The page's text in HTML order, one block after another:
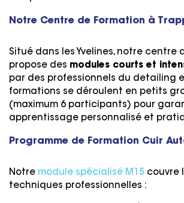
Notre Centre de Formation à
Situé dans les Yvelines, notre centre
propose des modules courts et
par des professionnels du detailing
formations se déroulent en petits
(maximum 6 participants) pour
apprentissage personnalisé et
Programme de Formation Cuir
Notre module spécialisé M15 couvre
techniques professionnelles :